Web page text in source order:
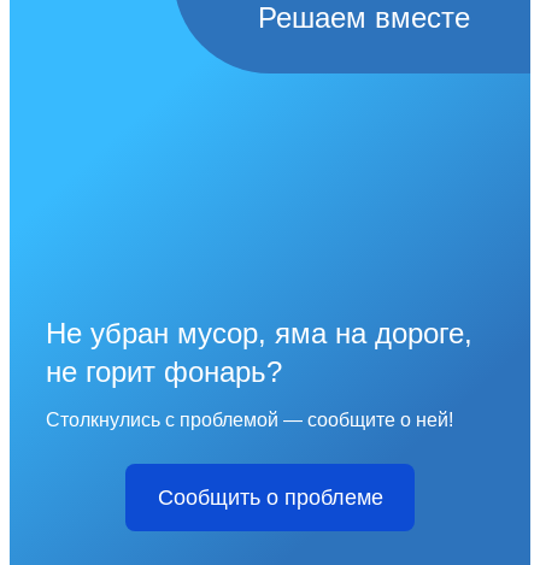
Решаем вместе
Не убран мусор, яма на дороге,
не горит фонарь?
Столкнулись с проблемой — сообщите о ней!
Сообщить о проблеме